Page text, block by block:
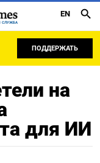
СЛУЖБА
EN
ПОДДЕРЖАТЬ
на
для ИИ